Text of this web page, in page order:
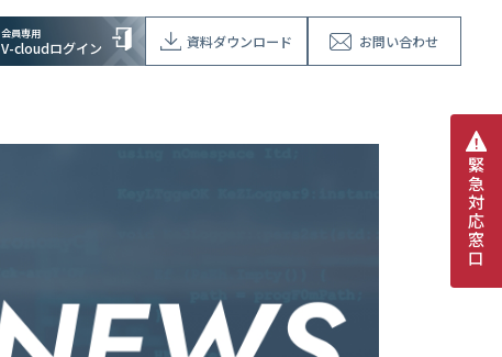
会員専用
V-cloudログイン 資料ダウンロード お問い合わせ
緊
急
対
応
窓
口